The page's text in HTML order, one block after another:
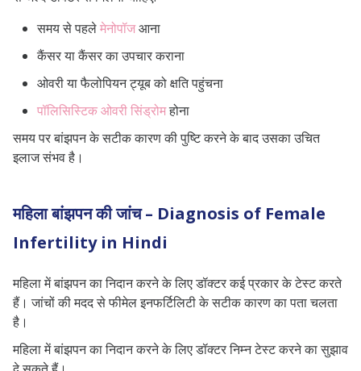
समय से पहलेमेनोपॉजआना
कैंसर या कैंसर का उपचार कराना
ओवरी या फैलोपियन ट्यूब को क्षति पहुंचना
पॉलिसिस्टिक ओवरी सिंड्रोमहोना
समय पर बांझपन के सटीक कारण की पुष्टि करने के बाद उसका उचित
इलाज संभव है।
महिला बांझपन की जांच – Diagnosis of Female
Infertility in Hindi
महिला में बांझपन का निदान करने के लिए डॉक्टर कई प्रकार के टेस्ट करते
हैं। जांचों की मदद से फीमेल इनफर्टिलिटी के सटीक कारण का पता चलता
है।
महिला में बांझपन का निदान करने के लिए डॉक्टर निम्न टेस्ट करने का सुझाव